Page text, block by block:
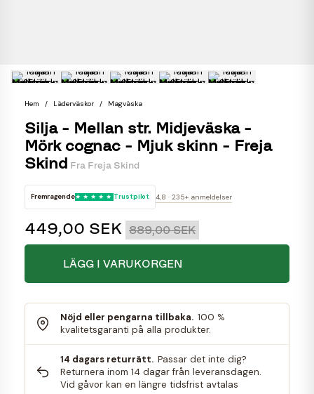
Hem Läderväskor Magväska
Silja - Mellan str. Midjeväska -
Mörk cognac - Mjuk skinn - Freja
Skind Fra Freja Skind
Fremragende Trustpilot 4,8 · 235+ anmeldelser
449,00 SEK 889,00 SEK
LÄGG I VARUKORGEN
Nöjd eller pengarna tillbaka. 100 %
kvalitetsgaranti på alla produkter.
14 dagars returrätt. Passar det inte dig?
Returnera inom 14 dagar från leveransdagen.
Vid gåvor kan en längre tidsfrist avtalas